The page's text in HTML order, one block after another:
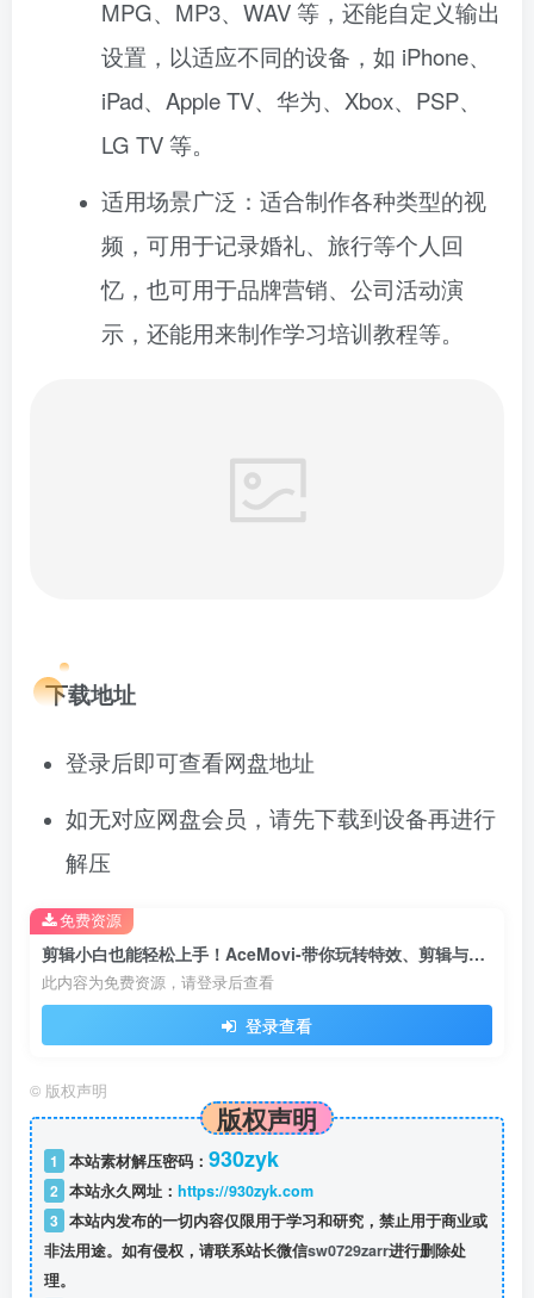
MPG、MP3、WAV 等，还能自定义输出
设置，以适应不同的设备，如 iPhone、
iPad、Apple TV、华为、Xbox、PSP、
LG TV 等。
适用场景广泛：适合制作各种类型的视
频，可用于记录婚礼、旅行等个人回
忆，也可用于品牌营销、公司活动演
示，还能用来制作学习培训教程等。
下载地址
登录后即可查看网盘地址
如无对应网盘会员，请先下载到设备再进行
解压
剪辑小白也能轻松上手！AceMovi-带你玩转特效、剪辑与输出，一站式搞定！
此内容为免费资源，请登录后查看
登录查看
免费资源
© 版权声明
版权声明
1 本站素材解压密码： 930zyk
2 本站永久网址： https://930zyk.com
3 本站内发布的一切内容仅限用于学习和研究，禁止用于商业或
非法用途。如有侵权，请联系站长微信sw0729zarr进行删除处
理。